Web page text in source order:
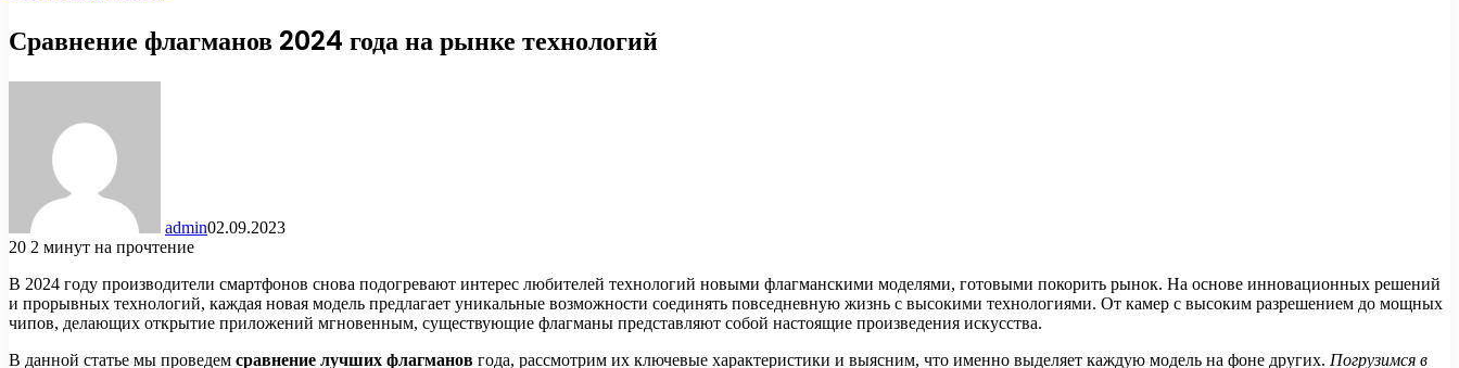
Сравнение флагманов 2024 года на рынке технологий
admin02.09.2023
20 2 минут на прочтение
В 2024 году производители смартфонов снова подогревают интерес любителей технологий новыми флагманскими моделями, готовыми покорить рынок. На основе инновационных решений
и прорывных технологий, каждая новая модель предлагает уникальные возможности соединять повседневную жизнь с высокими технологиями. От камер с высоким разрешением до мощных
чипов, делающих открытие приложений мгновенным, существующие флагманы представляют собой настоящие произведения искусства.
В данной статье мы проведем сравнение лучших флагманов года, рассмотрим их ключевые характеристики и выясним, что именно выделяет каждую модель на фоне других. Погрузимся в